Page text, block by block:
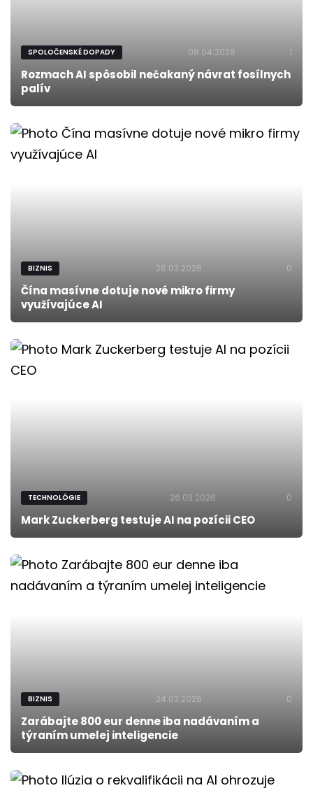
SPOLOČENSKÉ DOPADY 08.04.2026 1
Rozmach AI spôsobil nečakaný návrat fosílnych
palív
BIZNIS 26.03.2026 0
Čína masívne dotuje nové mikro firmy
využívajúce AI
TECHNOLÓGIE 26.03.2026 0
Mark Zuckerberg testuje AI na pozícii CEO
BIZNIS 24.03.2026 0
Zarábajte 800 eur denne iba nadávaním a
týraním umelej inteligencie